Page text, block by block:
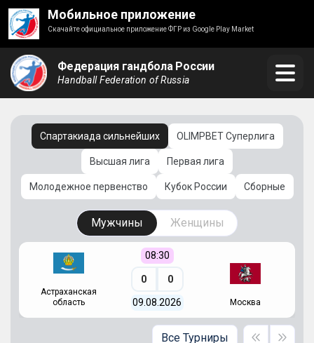
Мобильное приложение
Скачайте официальное приложение ФГР из Google Play Market
Федерация гандбола России
Handball Federation of Russia
Спартакиада сильнейших OLIMPBET Суперлига
Высшая лига Первая лига
Молодежное первенство Кубок России Сборные
Мужчины Женщины
Астраханская
область
08:30
0 0
09.08.2026 Москва
Все Турниры